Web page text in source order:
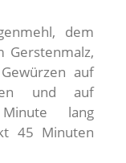
dem
Gerstenmalz,
auf
und auf
lang
45 Minuten